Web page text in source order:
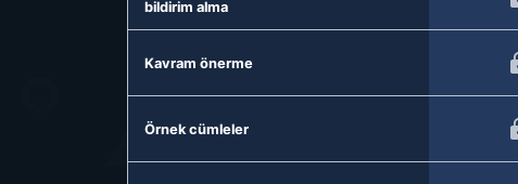
bildirim alma
Kavram önerme
Örnek cümleler